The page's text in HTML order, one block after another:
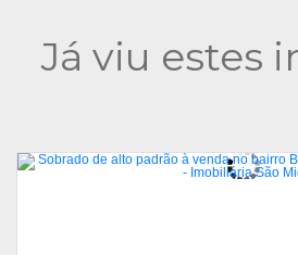
Já viu estes